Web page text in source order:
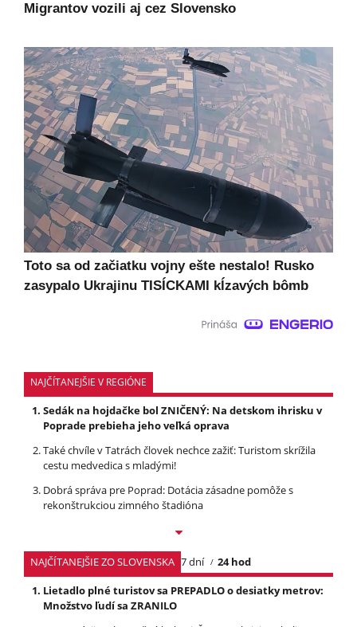
Migrantov vozili aj cez Slovensko
Toto sa od začiatku vojny ešte nestalo! Rusko
zasypalo Ukrajinu TISÍCKAMI kĺzavých bômb
NAJČÍTANEJŠIE V REGIÓNE
Sedák na hojdačke bol ZNIČENÝ: Na detskom ihrisku v
Poprade prebieha jeho veľká oprava
Také chvíle v Tatrách človek nechce zažiť: Turistom skrížila
cestu medvedica s mladými!
Dobrá správa pre Poprad: Dotácia zásadne pomôže s
rekonštrukciou zimného štadióna
NAJČÍTANEJŠIE ZO SLOVENSKA 7 dní
24 hod
Lietadlo plné turistov sa PREPADLO o desiatky metrov:
Množstvo ľudí sa ZRANILO